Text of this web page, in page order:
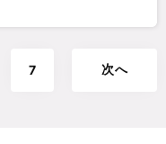
7 次へ